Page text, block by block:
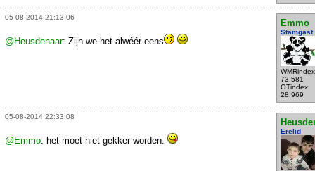
05-08-2014 21:13:06
Emmo
Stamgast
73.581
OTindex:
28.969
@Heusdenaar: Zijn we het alwéér eens
05-08-2014 22:33:08
Erelid
@Emmo: het moet niet gekker worden.